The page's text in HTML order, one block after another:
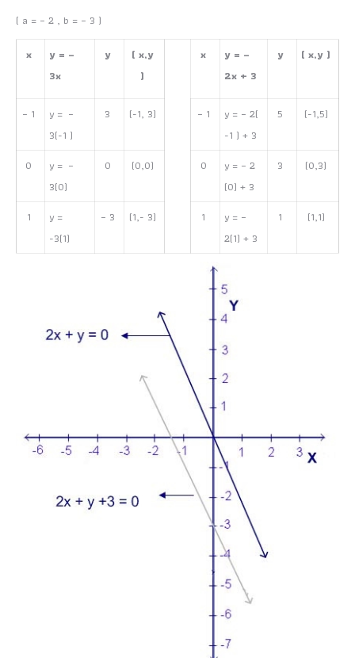
( a = – 2 , b = – 3 )
x
y = –
3x
y
( x,y
)
x
y = –
2x + 3
y ( x,y )
– 1
y = –
3(-1 )
3 (-1, 3) – 1
y = – 2(
-1 ) + 3
5 (-1,5)
0
y = –
3(0)
0 (0,0) 0
y = – 2
(0) + 3
3 (0,3)
1
y =
-3(1)
– 3 (1,- 3) 1
y = –
2(1) + 3
1 (1,1)